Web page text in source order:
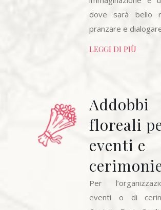
dove sarà bello
pranzare e
LEGGI DI PIÙ
Addobbi
floreali
eventi e
Per
eventi o di